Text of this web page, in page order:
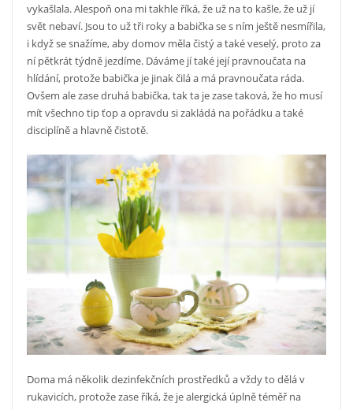
vykašlala. Alespoň ona mi takhle říká, že už na to kašle, že už jí
svět nebaví. Jsou to už tři roky a babička se s ním ještě nesmířila,
i když se snažíme, aby domov měla čistý a také veselý, proto za
ní pětkrát týdně jezdíme. Dáváme jí také její pravnoučata na
hlídání, protože babička je jinak čilá a má pravnoučata ráda.
Ovšem ale zase druhá babička, tak ta je zase taková, že ho musí
mít všechno tip ťop a opravdu si zakládá na pořádku a také
disciplíně a hlavně čistotě.
Doma má několik dezinfekčních prostředků a vždy to dělá v
rukavicích, protože zase říká, že je alergická úplně téměř na